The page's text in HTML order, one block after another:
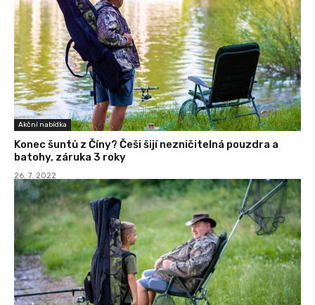
Akční nabídka
Konec šuntů z Číny? Češi šijí nezničitelná pouzdra a
batohy, záruka 3 roky
26. 7. 2022